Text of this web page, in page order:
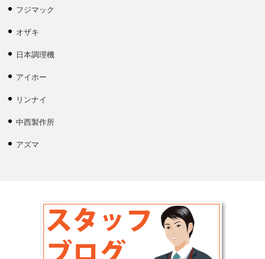
フジマック
オザキ
日本調理機
アイホー
リンナイ
中西製作所
アズマ